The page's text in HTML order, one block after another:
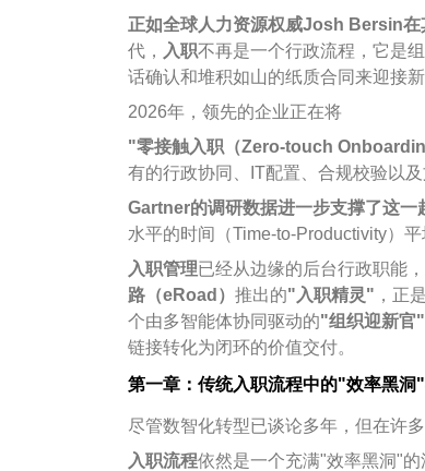
正如全球人力资源权威Josh Bersin
代， 入职不再是一个行政流程，它是
话确认和堆积如山的纸质合同来迎接
2026年，领先的企业正在将
"零接触入职（Zero-touch
有的行政协同、IT配置、合规校验以
Gartner的调研数据进一步支撑了这一
水平的时间（Time-to-Productivity）平
入职管理已经从边缘的后台行政职能
路（eRoad） 推出的"入职精灵" ，正
个由多智能体协同驱动的"组织迎新官"
链接转化为闭环的价值交付。
第一章：传统入职流程中的"效率黑
尽管数智化转型已谈论多年，但在许
入职流程依然是一个充满"效率黑洞"的